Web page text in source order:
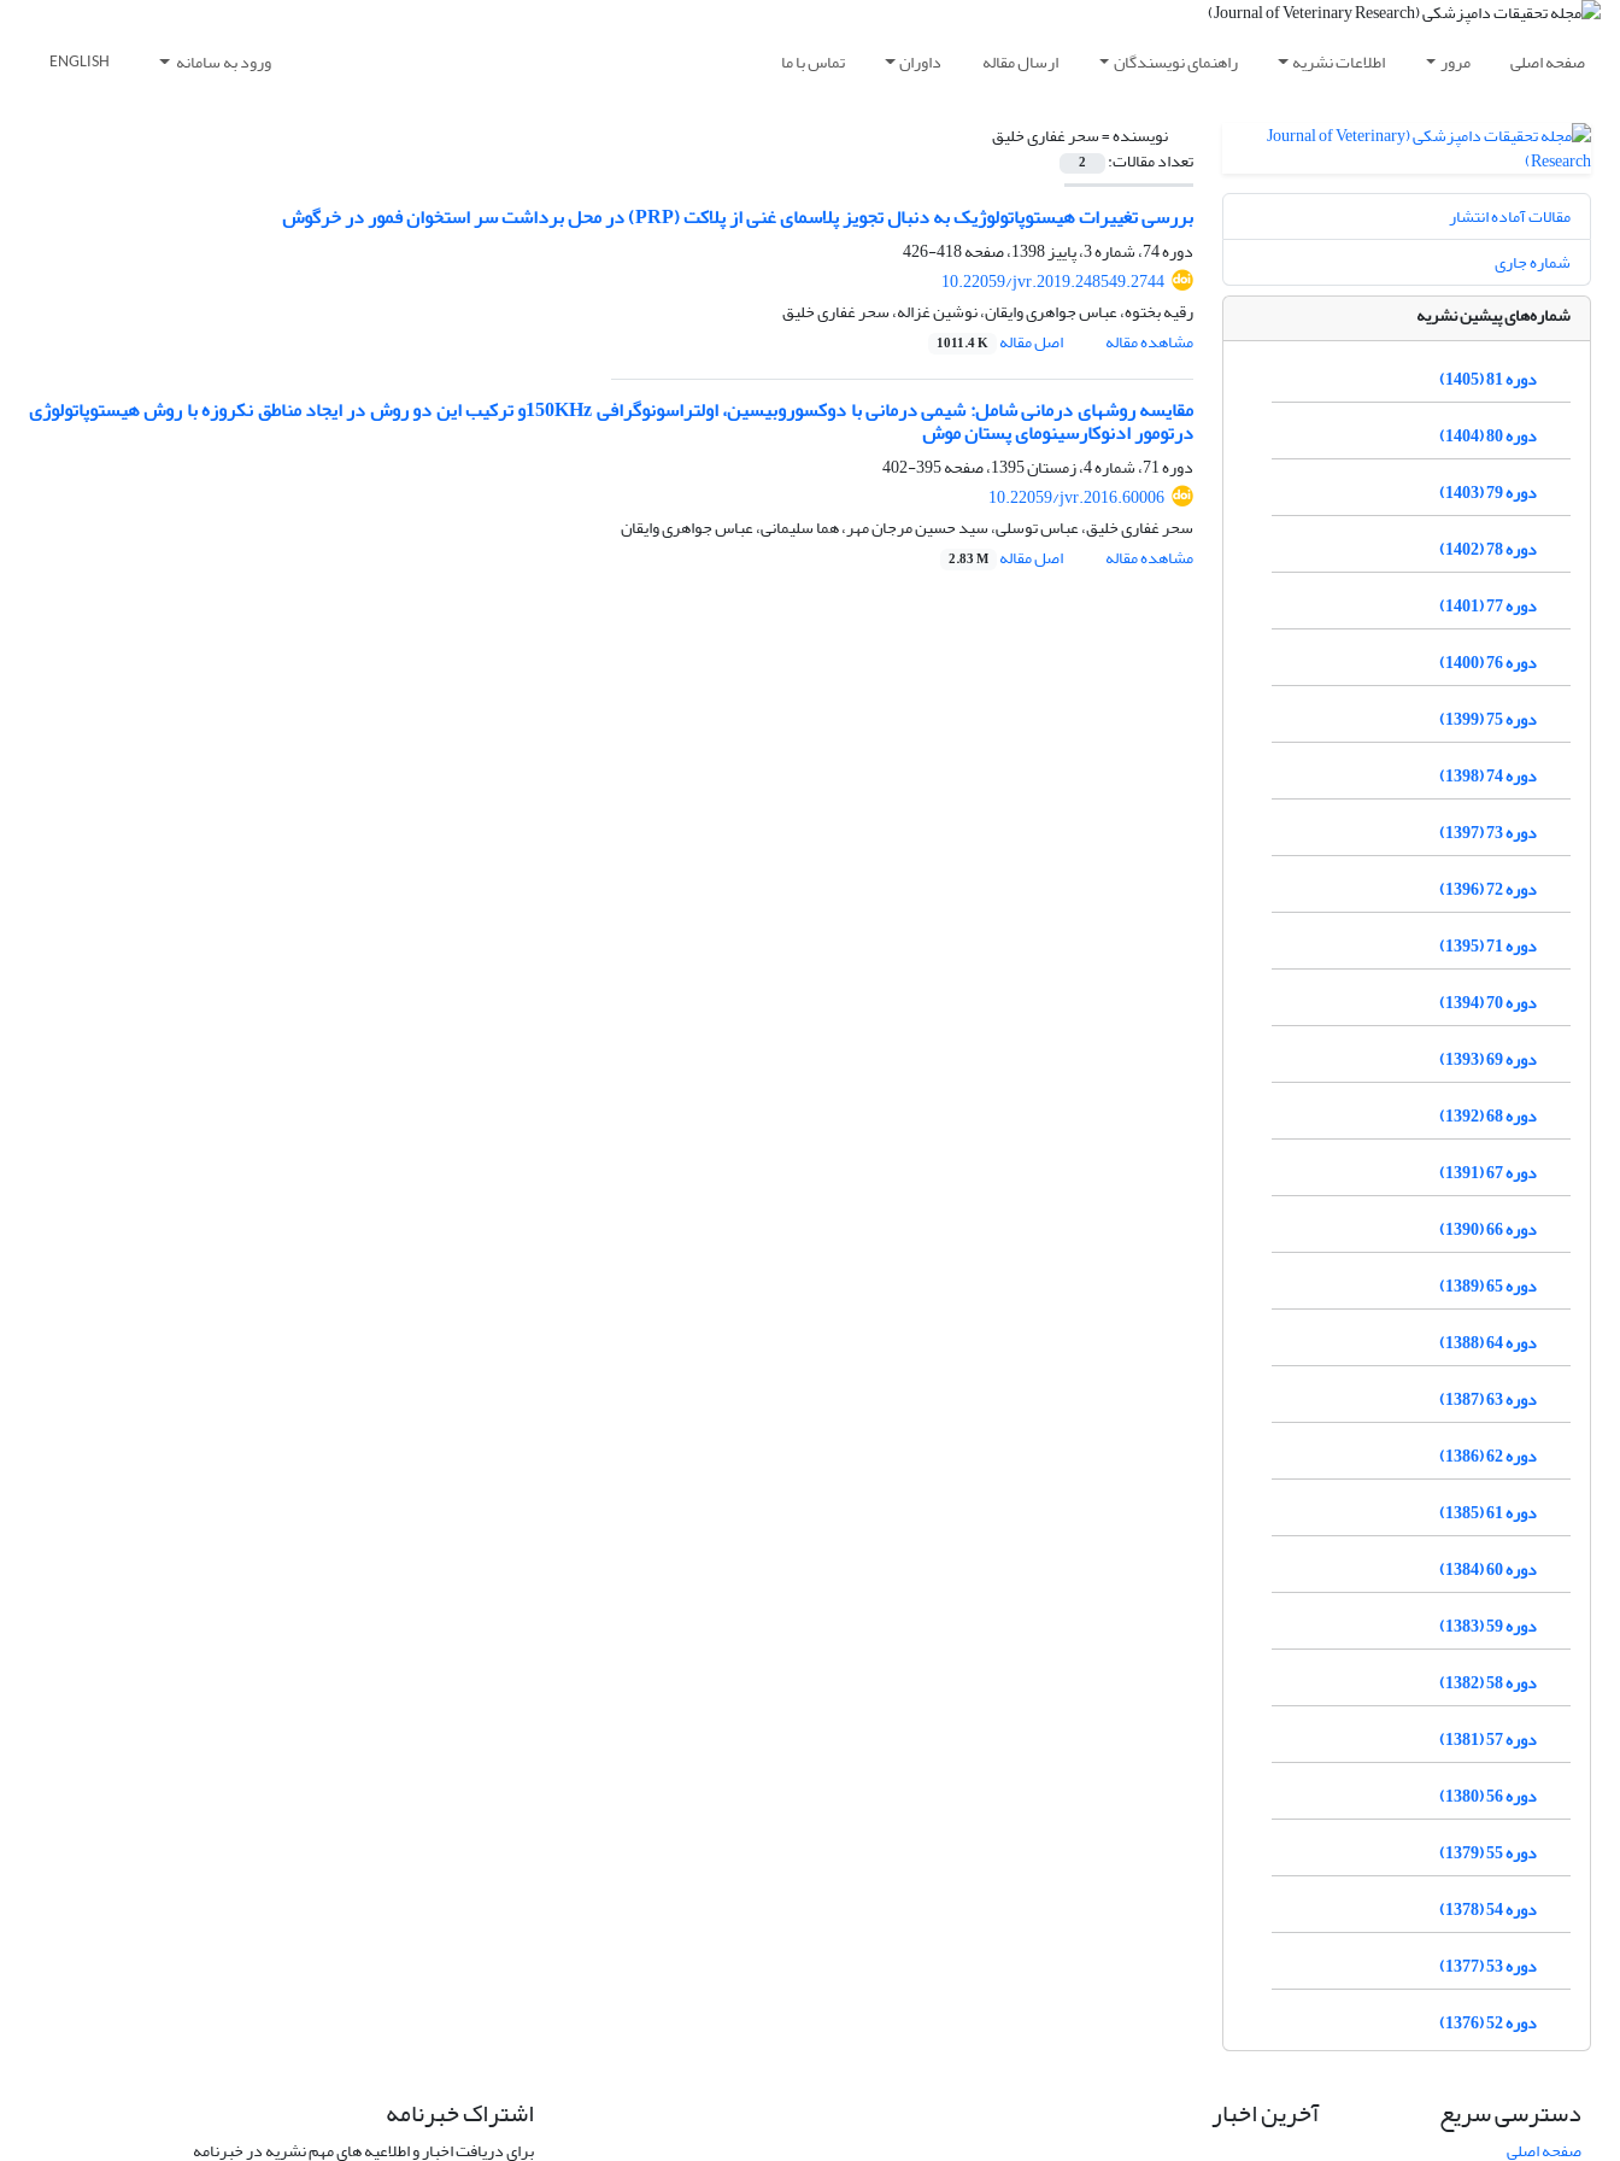
صفحه اصلی مرور اطلاعات نشریه راهنمای نویسندگان ارسال مقاله داوران تماس با ما ورود به سامانه ENGLISH
نویسنده =سحر غفاری خلیق
تعداد مقالات: 2
بررسی تغییرات هیستوپاتولوژیک به دنبال تجویز پلاسمای غنی از پلاکت (PRP) در محل برداشت سر استخوان فمور در خرگوش
دوره 74، شماره 3، پاییز 1398، صفحه
418-426
10.22059/jvr.2019.248549.2744
رقیه بختوه، عباس جواهری وایقان، نوشین غزاله، سحر غفاری خلیق
مشاهده مقاله
اصل مقاله 1011.4 K
مقایسه روشهای درمانی شامل: شیمی درمانی با دوکسوروبیسین، اولتراسونوگرافی 150KHzو ترکیب این دو روش در ایجاد مناطق نکروزه با روش هیستوپاتولوژی
درتومور ادنوکارسینومای پستان موش
دوره 71، شماره 4، زمستان 1395، صفحه
395-402
10.22059/jvr.2016.60006
سحر غفاری خلیق، عباس توسلی، سید حسین مرجان مهر، هما سلیمانی، عباس جواهری وایقان
مشاهده مقاله
اصل مقاله 2.83 M
مقالات آماده انتشار
شماره جاری
شماره‌های پیشین نشریه
دوره 81 (1405)
دوره 80 (1404)
دوره 79 (1403)
دوره 78 (1402)
دوره 77 (1401)
دوره 76 (1400)
دوره 75 (1399)
دوره 74 (1398)
دوره 73 (1397)
دوره 72 (1396)
دوره 71 (1395)
دوره 70 (1394)
دوره 69 (1393)
دوره 68 (1392)
دوره 67 (1391)
دوره 66 (1390)
دوره 65 (1389)
دوره 64 (1388)
دوره 63 (1387)
دوره 62 (1386)
دوره 61 (1385)
دوره 60 (1384)
دوره 59 (1383)
دوره 58 (1382)
دوره 57 (1381)
دوره 56 (1380)
دوره 55 (1379)
دوره 54 (1378)
دوره 53 (1377)
دوره 52 (1376)
دسترسی سریع
صفحه اصلی
آخرین اخبار اشتراک خبرنامه
برای دریافت اخبار و اطلاعیه های مهم نشریه در خبرنامه